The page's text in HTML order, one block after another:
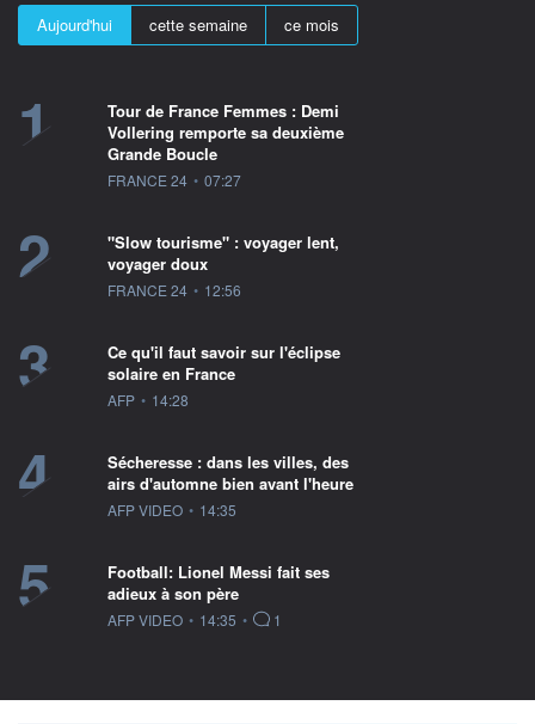
Aujourd'hui cette semaine ce mois
1
Tour de France Femmes : Demi
Vollering remporte sa deuxième
Grande Boucle
information fournie par
FRANCE 24 • 07:27
2
"Slow tourisme" : voyager lent,
voyager doux
information fournie par
FRANCE 24 • 12:56
3
Ce qu'il faut savoir sur l'éclipse
solaire en France
information fournie par
AFP • 14:28
4
Sécheresse : dans les villes, des
airs d'automne bien avant l'heure
information fournie par
AFP VIDEO • 14:35
5
Football: Lionel Messi fait ses
adieux à son père
information fournie par
AFP VIDEO • 14:35 • 1